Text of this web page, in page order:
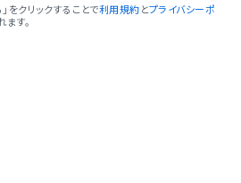
をクリックすることで利用規約 とプライバシーポ
す。